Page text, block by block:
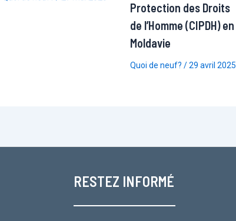
Protection des Droits
de l’Homme (CIPDH) en
Moldavie
Quoi de neuf? /29 avril 2025
RESTEZ INFORMÉ